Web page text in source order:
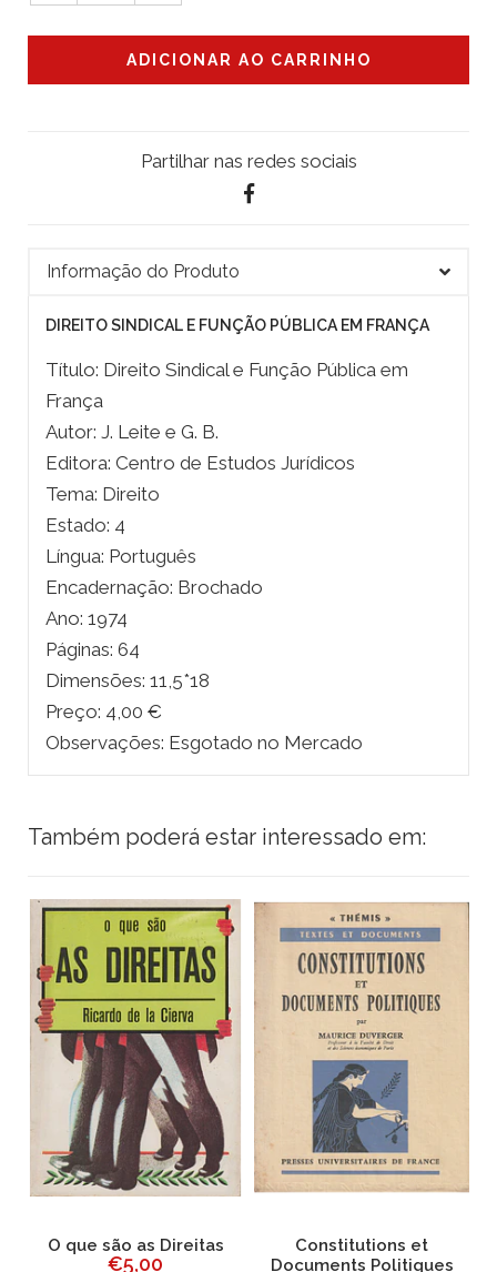
Partilhar nas redes sociais
Informação do Produto
DIREITO SINDICAL E FUNÇÃO PÚBLICA EM FRANÇA
Título: Direito Sindical e Função Pública em
França
Autor: J. Leite e G. B.
Editora: Centro de Estudos Jurídicos
Tema: Direito
Estado: 4
Língua: Português
Encadernação: Brochado
Ano: 1974
Páginas: 64
Dimensões: 11,5*18
Preço: 4,00 €
Observações: Esgotado no Mercado
Também poderá estar interessado em:
O que são as Direitas
€5,00
Constitutions et
Documents Politiques